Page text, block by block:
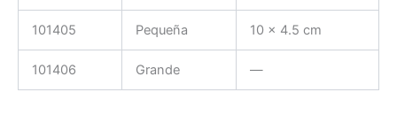
101405 Pequeña 10 x 4.5 cm
101406 Grande —